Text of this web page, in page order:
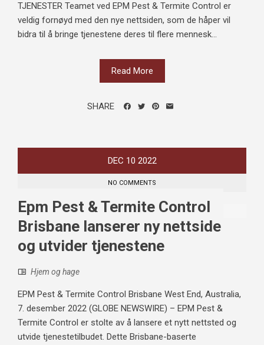
TJENESTER Teamet ved EPM Pest & Termite Control er
veldig fornøyd med den nye nettsiden, som de håper vil
bidra til å bringe tjenestene deres til flere mennesk...
Read More
SHARE
DEC 10 2022
NO COMMENTS
Epm Pest & Termite Control
Brisbane lanserer ny nettside
og utvider tjenestene
Hjem og hage
EPM Pest & Termite Control Brisbane West End, Australia,
7. desember 2022 (GLOBE NEWSWIRE) – EPM Pest &
Termite Control er stolte av å lansere et nytt nettsted og
utvide tjenestetilbudet. Dette Brisbane-baserte